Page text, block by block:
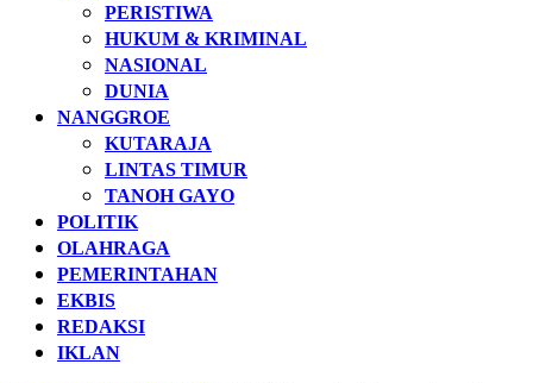
PERISTIWA
HUKUM & KRIMINAL
NASIONAL
DUNIA
NANGGROE
KUTARAJA
LINTAS TIMUR
TANOH GAYO
POLITIK
OLAHRAGA
PEMERINTAHAN
EKBIS
REDAKSI
IKLAN